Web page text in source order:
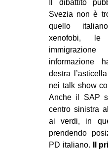
Il dibattito
Svezia non è
quello
xenofobi, le
informazione
destra
nei talk show
Anche il SAP
centro sinistra
ai verdi, in
prendendo
PD italiano.
Il